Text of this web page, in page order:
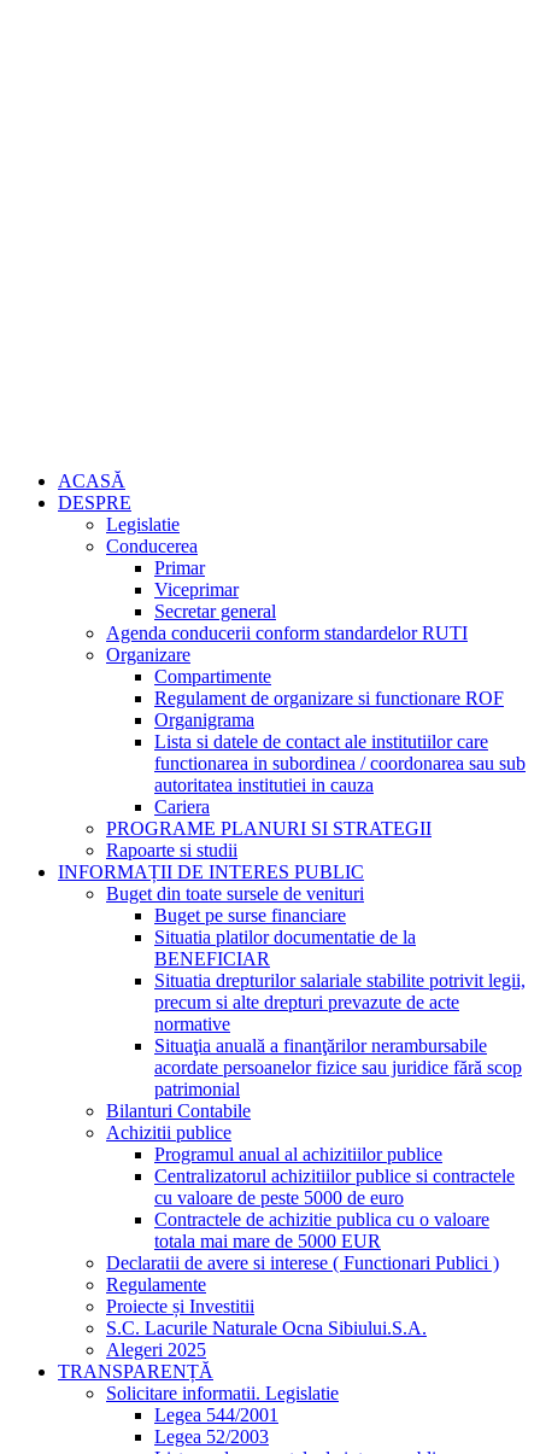
ACASĂ
DESPRE
Legislatie
Conducerea
Primar
Viceprimar
Secretar general
Agenda conducerii conform standardelor RUTI
Organizare
Compartimente
Regulament de organizare si functionare ROF
Organigrama
Lista si datele de contact ale institutiilor care
functionarea in subordinea / coordonarea sau sub
autoritatea institutiei in cauza
Cariera
PROGRAME PLANURI SI STRATEGII
Rapoarte si studii
INFORMAȚII DE INTERES PUBLIC
Buget din toate sursele de venituri
Buget pe surse financiare
Situatia platilor documentatie de la
BENEFICIAR
Situatia drepturilor salariale stabilite potrivit legii,
precum si alte drepturi prevazute de acte
normative
Situaţia anuală a finanţărilor nerambursabile
acordate persoanelor fizice sau juridice fără scop
patrimonial
Bilanturi Contabile
Achizitii publice
Programul anual al achizitiilor publice
Centralizatorul achizitiilor publice si contractele
cu valoare de peste 5000 de euro
Contractele de achizitie publica cu o valoare
totala mai mare de 5000 EUR
Declaratii de avere si interese ( Functionari Publici )
Regulamente
Proiecte și Investitii
S.C. Lacurile Naturale Ocna Sibiului.S.A.
Alegeri 2025
TRANSPARENȚĂ
Solicitare informatii. Legislatie
Legea 544/2001
Legea 52/2003